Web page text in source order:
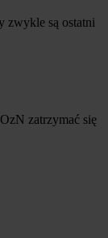
są ostatni
zatrzymać się